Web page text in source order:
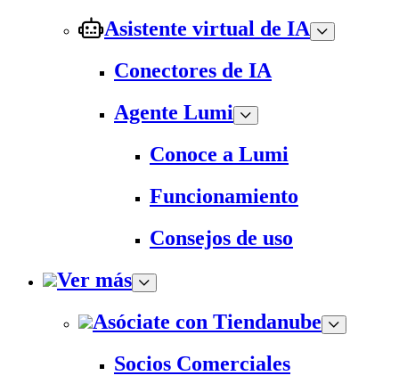
Asistente virtual de IA
Conectores de IA
Agente Lumi
Conoce a Lumi
Funcionamiento
Consejos de uso
Ver más
Asóciate con Tiendanube
Socios Comerciales